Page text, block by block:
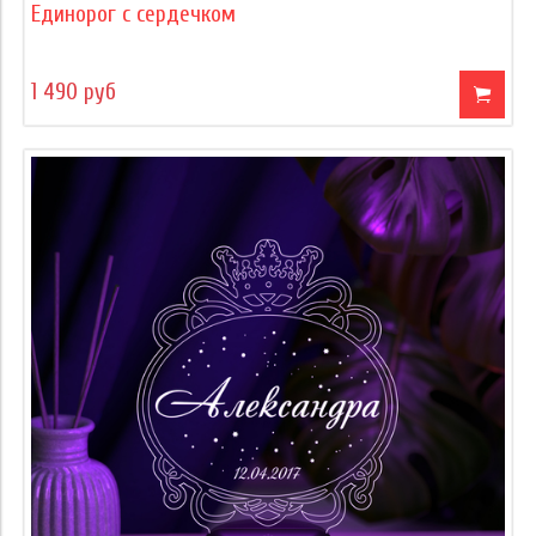
Единорог с сердечком
1 490 руб